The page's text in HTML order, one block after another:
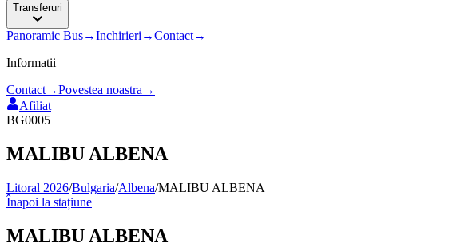
Transferuri
Panoramic Bus→Inchirieri →Contact→
Informatii
Contact→Povestea noastra →
Afiliat
BG0005
MALIBU ALBENA
Litoral 2026/Bulgaria/Albena/MALIBU ALBENA
Înapoi la stațiune
MALIBU ALBENA